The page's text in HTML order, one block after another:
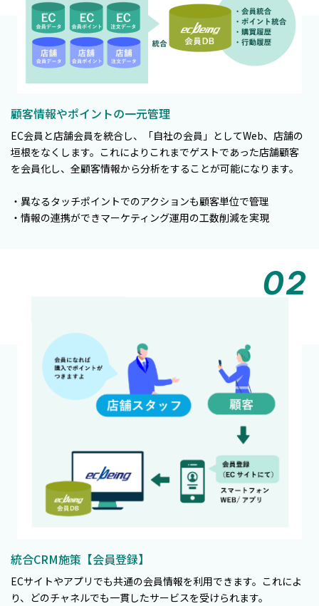
顧客情報やポイントの一元管理
EC会員と店舗会員を統合し、「自社の会員」としてWeb、店舗の
垣根をなくします。これによりこれまでゲストであった店舗顧客
を会員化し、全顧客情報から分析をすることが可能になります。
・異なるタッチポイントでのアクションも顧客単位で管理
・情報の連携ができマーケティング運用の工数削減を実現
統合CRM施策【会員登録】
ECサイトやアプリでも共通の会員情報を利用できます。これによ
り、どのチャネルでも一貫したサービスを受けられます。